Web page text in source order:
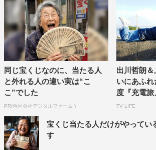
楽しかったです！三沢クイーンを少し“タ
期待ください。こんな楽しいロケはない
も言ってました。
■千鳥・大悟
レジェンド3人がいたので、面白い番組を
は、若手芸人の教材になるロケクオリテ
■千鳥・ノブ
同じ宝くじなのに、当たる人
と外れる人の違い実は“こ
こ”でした
PR(合同会社デジタルファーム )
出川哲朗
いにあふ
度『充電
兵...
TV LIFE
宝くじ当たる人だけがやってい
す